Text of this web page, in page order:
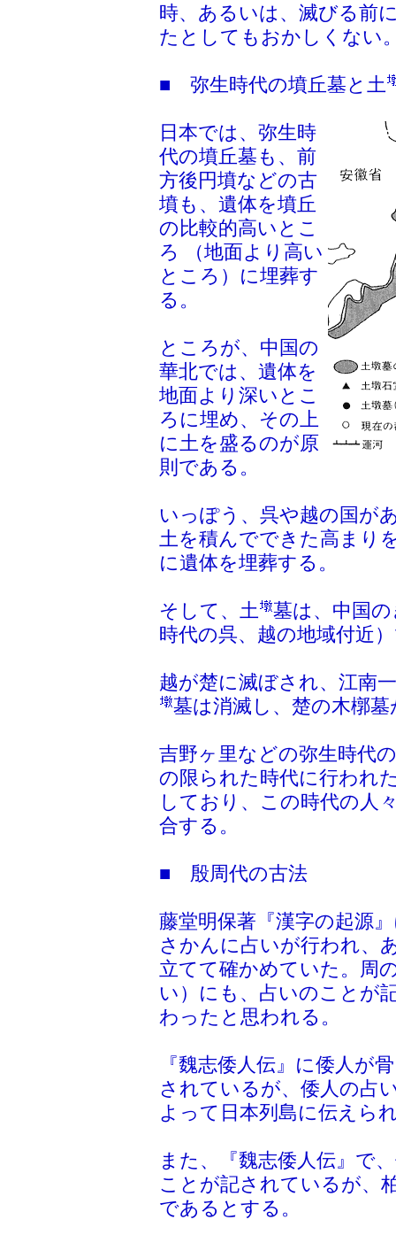
時、あるいは、滅びる前
たとしてもおかしくない
■ 弥生時代の墳丘墓と土
日本では、弥生時
代の墳丘墓も、前
方後円墳などの古
墳も、遺体を墳丘
の比較的高いとこ
ろ （地面より高い
ところ）に埋葬す
る。
ところが、中国の
華北では、遺体を
地面より深いとこ
ろに埋め、その上
に土を盛るのが原
則である。
いっぽう、呉や越の国が
土を積んでできた高まり
に遺体を埋葬する。
そして、土
墓は、中国
時代の呉、越の地域付近
越が楚に滅ぼされ、江南
墓は消滅し、楚の木槨
吉野ヶ里などの弥生時代
の限られた時代に行われ
しており、この時代の人
合する。
■ 殷周代の古法
藤堂明保著『漢字の起源
さかんに占いが行われ、
立てて確かめていた。周
い）にも、占いのことが
わったと思われる。
『魏志倭人伝』に倭人が
されているが、倭人の占
よって日本列島に伝えら
また、『魏志倭人伝』で
ことが記されているが、
であるとする。